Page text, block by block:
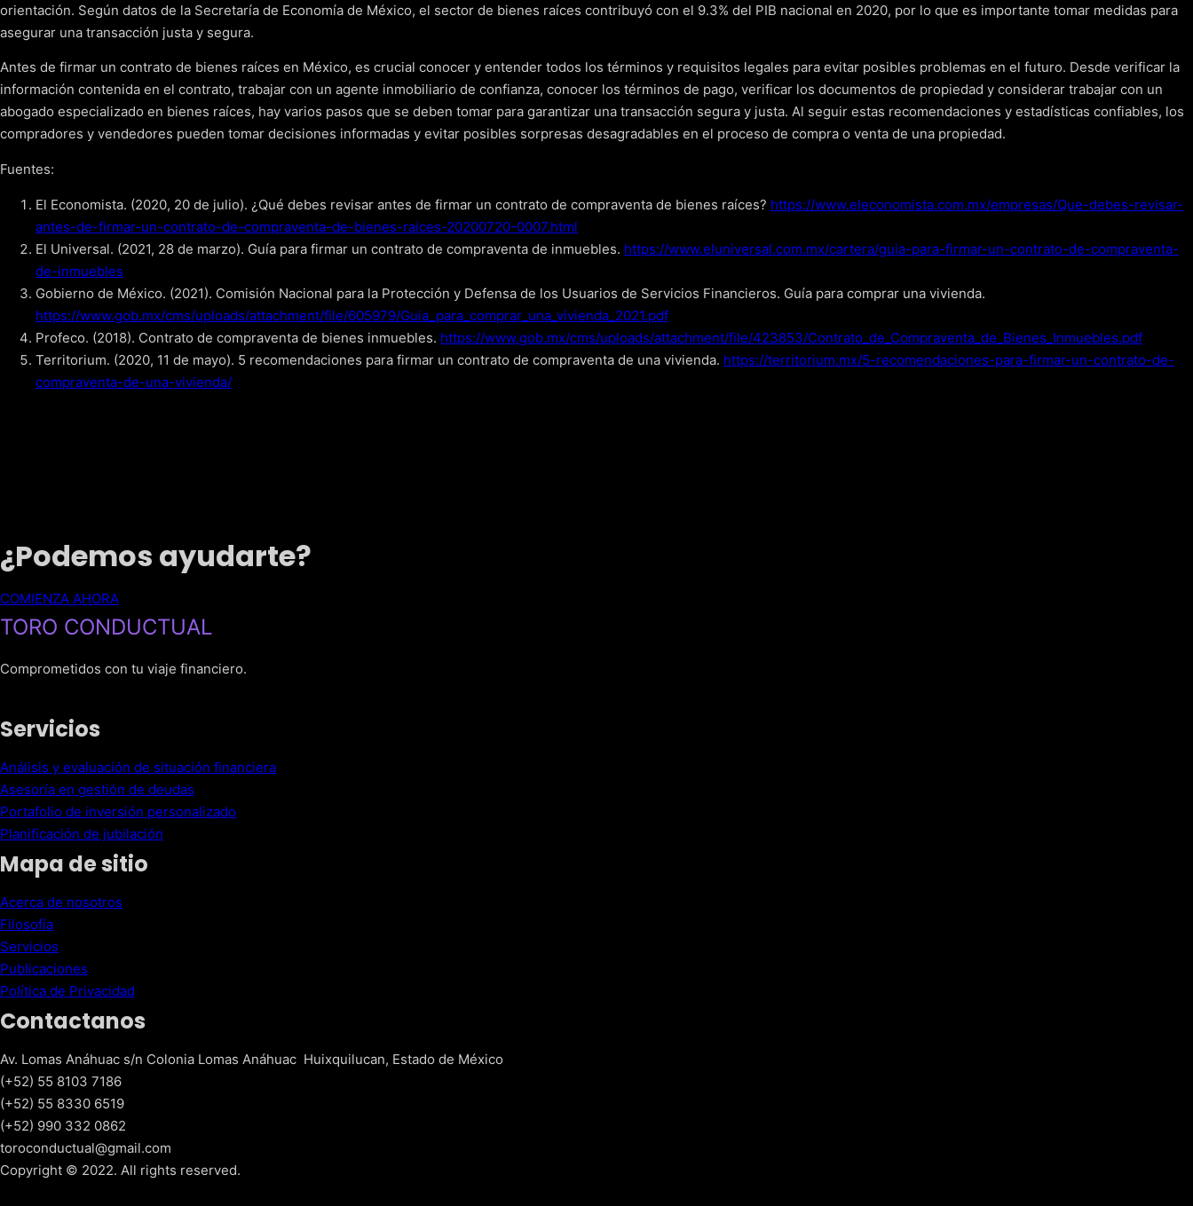
orientación. Según datos de la Secretaría de Economía de México, el sector de bienes raíces contribuyó con el 9.3% del PIB nacional en 2020, por lo que es importante tomar medidas para
asegurar una transacción justa y segura.
Antes de firmar un contrato de bienes raíces en México, es crucial conocer y entender todos los términos y requisitos legales para evitar posibles problemas en el futuro. Desde verificar la
información contenida en el contrato, trabajar con un agente inmobiliario de confianza, conocer los términos de pago, verificar los documentos de propiedad y considerar trabajar con un
abogado especializado en bienes raíces, hay varios pasos que se deben tomar para garantizar una transacción segura y justa. Al seguir estas recomendaciones y estadísticas confiables, los
compradores y vendedores pueden tomar decisiones informadas y evitar posibles sorpresas desagradables en el proceso de compra o venta de una propiedad.
Fuentes:
El Economista. (2020, 20 de julio). ¿Qué debes revisar antes de firmar un contrato de compraventa de bienes raíces? https://www.eleconomista.com.mx/empresas/Que-debes-revisar-
antes-de-firmar-un-contrato-de-compraventa-de-bienes-raices-20200720-0007.html
El Universal. (2021, 28 de marzo). Guía para firmar un contrato de compraventa de inmuebles. https://www.eluniversal.com.mx/cartera/guia-para-firmar-un-contrato-de-compraventa-
de-inmuebles
Gobierno de México. (2021). Comisión Nacional para la Protección y Defensa de los Usuarios de Servicios Financieros. Guía para comprar una vivienda.
https://www.gob.mx/cms/uploads/attachment/file/605979/Guia_para_comprar_una_vivienda_2021.pdf
Profeco. (2018). Contrato de compraventa de bienes inmuebles. https://www.gob.mx/cms/uploads/attachment/file/423853/Contrato_de_Compraventa_de_Bienes_Inmuebles.pdf
Territorium. (2020, 11 de mayo). 5 recomendaciones para firmar un contrato de compraventa de una vivienda. https://territorium.mx/5-recomendaciones-para-firmar-un-contrato-de-
compraventa-de-una-vivienda/
¿Podemos ayudarte?
COMIENZA AHORA
TORO CONDUCTUAL
Comprometidos con tu viaje financiero.
Servicios
Análisis y evaluación de situación financiera
Asesoría en gestión de deudas
Portafolio de inversión personalizado
Planificación de jubilación
Mapa de sitio
Acerca de nosotros
Filosofía
Servicios
Publicaciones
Política de Privacidad
Contactanos
Av. Lomas Anáhuac s/n Colonia Lomas Anáhuac  Huixquilucan, Estado de México
(+52) 55 8103 7186
(+52) 55 8330 6519
(+52) 990 332 0862
toroconductual@gmail.com
Copyright © 2022. All rights reserved.